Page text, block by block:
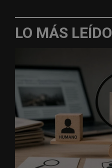
LO MÁS LEÍDO